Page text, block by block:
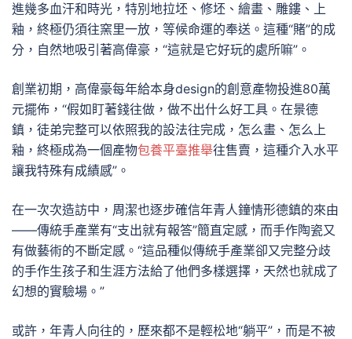
進幾多血汗和時光，特別地拉坯、修坯、繪畫、雕鏤、上
釉，終極仍須往窯里一放，等候命運的奉送。這種“賭”的成
分，自然地吸引著高偉豪，“這就是它好玩的處所嘛”。
創業初期，高偉豪每年給本身design的創意產物投進80萬
元擺佈，“假如盯著錢往做，做不出什么好工具。在景德
鎮，徒弟完整可以依照我的設法往完成，怎么畫、怎么上
釉，終極成為一個產物包養平臺推舉往售賣，這種介入水平
讓我特殊有成績感”。
在一次次造訪中，周潔也逐步確信年青人鐘情形德鎮的來由
——傳統手產業有“支出就有報答”簡直定感，而手作陶瓷又
有做藝術的不斷定感。“這品種似傳統手產業卻又完整分歧
的手作生孩子和生涯方法給了他們多樣選擇，天然也就成了
幻想的實驗場。”
或許，年青人向往的，歷來都不是輕松地“躺平”，而是不被